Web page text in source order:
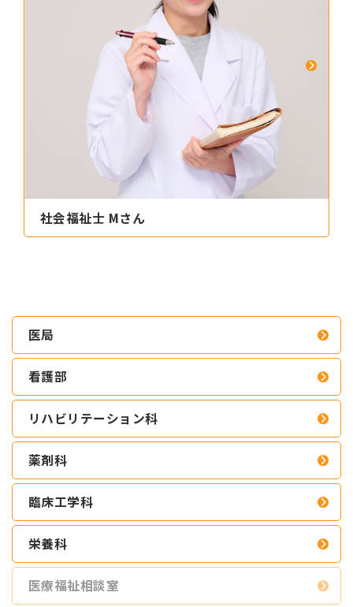
社会福祉士 Mさん
医局
看護部
リハビリテーション科
薬剤科
臨床工学科
栄養科
医療福祉相談室